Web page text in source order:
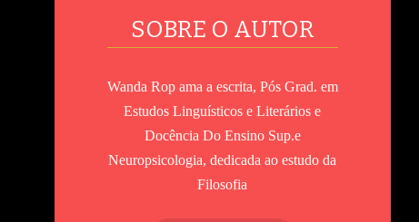
SOBRE O AUTOR
Wanda Rop ama a escrita, Pós Grad. em
Estudos Linguísticos e Literários e
Docência Do Ensino Sup.e
Neuropsicologia, dedicada ao estudo da
Filosofia